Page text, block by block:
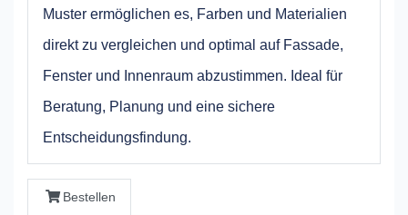
Muster ermöglichen es, Farben und Materialien
direkt zu vergleichen und optimal auf Fassade,
Fenster und Innenraum abzustimmen. Ideal für
Beratung, Planung und eine sichere
Entscheidungsfindung.
Bestellen